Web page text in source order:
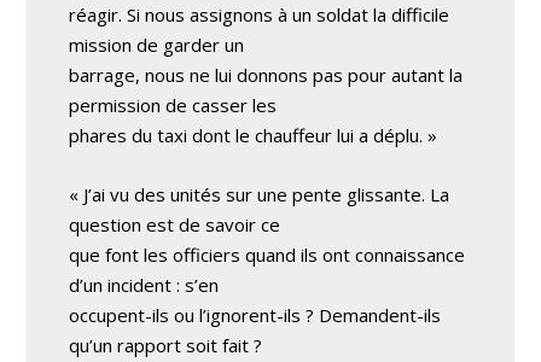
réagir. Si nous assignons à un soldat la difficile
mission de garder un
barrage, nous ne lui donnons pas pour autant la
permission de casser les
phares du taxi dont le chauffeur lui a déplu. »
« J’ai vu des unités sur une pente glissante. La
question est de savoir ce
que font les officiers quand ils ont connaissance
d’un incident : s’en
occupent-ils ou l’ignorent-ils ? Demandent-ils
qu’un rapport soit fait ?